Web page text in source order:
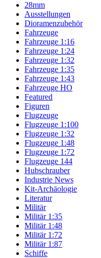
28mm
Ausstellungen
Dioramenzubehör
Fahrzeuge
Fahrzeuge 1:16
Fahrzeuge 1:24
Fahrzeuge 1:32
Fahrzeuge 1:35
Fahrzeuge 1:43
Fahrzeuge HO
Featured
Figuren
Flugzeuge
Flugzeuge 1:100
Flugzeuge 1:32
Flugzeuge 1:48
Flugzeuge 1:72
Flugzeuge 144
Hubschrauber
Industrie News
Kit-Archäologie
Literatur
Militär
Militär 1:35
Militär 1:48
Militär 1:72
Militär 1:87
Schiffe